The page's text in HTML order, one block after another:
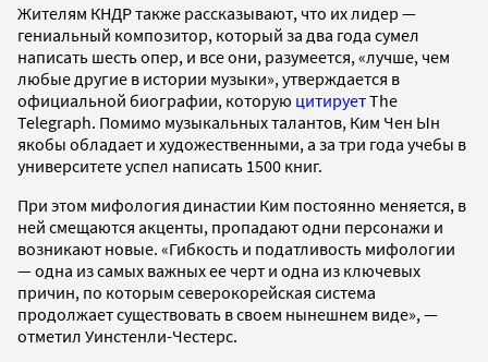
Жителям КНДР также рассказывают, что их лидер —
гениальный композитор, который за два года сумел
написать шесть опер, и все они, разумеется, «лучше, чем
любые другие в истории музыки», утверждается в
официальной биографии, которую цитируетThe
Telegraph. Помимо музыкальных талантов, Ким Чен Ын
якобы обладает и художественными, а за три года учебы в
университете успел написать 1500 книг.
При этом мифология династии Ким постоянно меняется, в
ней смещаются акценты, пропадают одни персонажи и
возникают новые. «Гибкость и податливость мифологии
— одна из самых важных ее черт и одна из ключевых
причин, по которым северокорейская система
продолжает существовать в своем нынешнем виде», —
отметил Уинстенли-Честерс.